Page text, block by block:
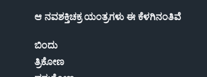
ಆ ನವಶಕ್ತಿಚಕ್ರ ಯಂತ್ರಗಳು ಈ ಕೆಳಗಿನಂತಿವೆ
ಬಿಂದು
ತ್ರಿಕೋಣ